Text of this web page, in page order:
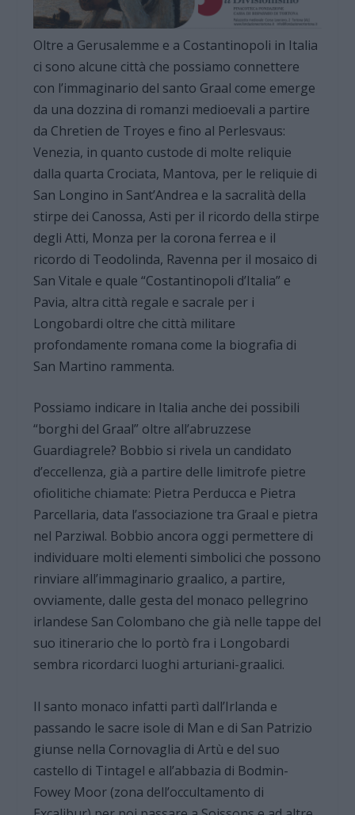
Oltre a Gerusalemme e a Costantinopoli in Italia
ci sono alcune città che possiamo connettere
con l’immaginario del santo Graal come emerge
da una dozzina di romanzi medioevali a partire
da Chretien de Troyes e fino al Perlesvaus:
Venezia, in quanto custode di molte reliquie
dalla quarta Crociata, Mantova, per le reliquie di
San Longino in Sant’Andrea e la sacralità della
stirpe dei Canossa, Asti per il ricordo della stirpe
degli Atti, Monza per la corona ferrea e il
ricordo di Teodolinda, Ravenna per il mosaico di
San Vitale e quale “Costantinopoli d’Italia” e
Pavia, altra città regale e sacrale per i
Longobardi oltre che città militare
profondamente romana come la biografia di
San Martino rammenta.
Possiamo indicare in Italia anche dei possibili
“borghi del Graal” oltre all’abruzzese
Guardiagrele? Bobbio si rivela un candidato
d’eccellenza, già a partire delle limitrofe pietre
ofiolitiche chiamate: Pietra Perducca e Pietra
Parcellaria, data l’associazione tra Graal e pietra
nel Parziwal. Bobbio ancora oggi permettere di
individuare molti elementi simbolici che possono
rinviare all’immaginario graalico, a partire,
ovviamente, dalle gesta del monaco pellegrino
irlandese San Colombano che già nelle tappe del
suo itinerario che lo portò fra i Longobardi
sembra ricordarci luoghi arturiani-graalici.
Il santo monaco infatti partì dall’Irlanda e
passando le sacre isole di Man e di San Patrizio
giunse nella Cornovaglia di Artù e del suo
castello di Tintagel e all’abbazia di Bodmin-
Fowey Moor (zona dell’occultamento di